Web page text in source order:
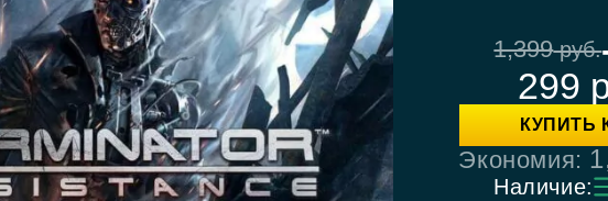
1,399руб.
299
КУПИТЬ
Экономия:
Наличие: